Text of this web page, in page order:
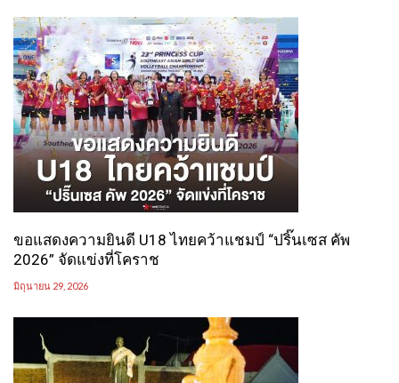
ขอแสดงความยินดี U18 ไทยคว้าแชมป์ “ปริ๊นเซส คัพ
2026” จัดแข่งที่โคราช
มิถุนายน 29, 2026